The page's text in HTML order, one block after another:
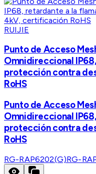
RUIJIE
Punto de Acceso
Omnidireccional
protección contra
RoHS
Punto de Acceso
Omnidireccional
protección contra
RoHS
RG-RAP6202(G)RG-